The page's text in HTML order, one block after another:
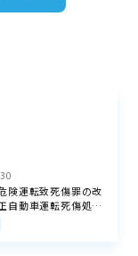
険運転致死傷罪の改
自動車運転死傷処罰